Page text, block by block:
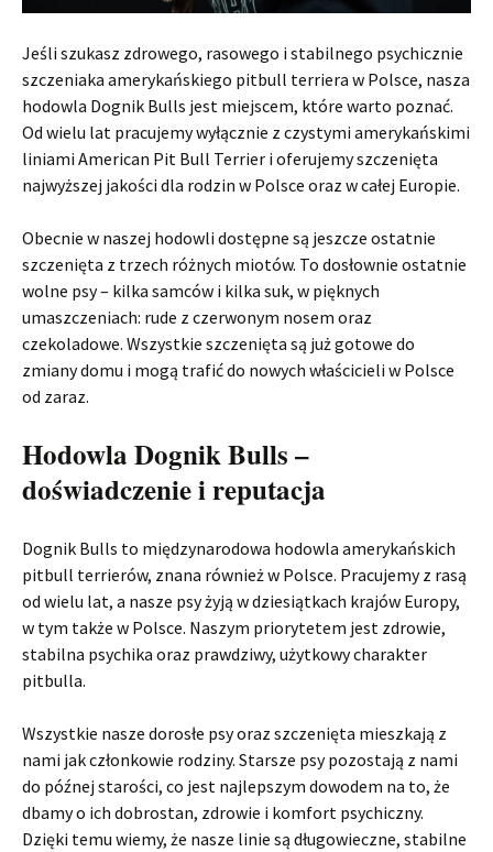
Jeśli szukasz zdrowego, rasowego i stabilnego psychicznie
szczeniaka amerykańskiego pitbull terriera w Polsce, nasza
hodowla Dognik Bulls jest miejscem, które warto poznać.
Od wielu lat pracujemy wyłącznie z czystymi amerykańskimi
liniami American Pit Bull Terrier i oferujemy szczenięta
najwyższej jakości dla rodzin w Polsce oraz w całej Europie.
Obecnie w naszej hodowli dostępne są jeszcze ostatnie
szczenięta z trzech różnych miotów. To dosłownie ostatnie
wolne psy – kilka samców i kilka suk, w pięknych
umaszczeniach: rude z czerwonym nosem oraz
czekoladowe. Wszystkie szczenięta są już gotowe do
zmiany domu i mogą trafić do nowych właścicieli w Polsce
od zaraz.
Hodowla Dognik Bulls –
doświadczenie i reputacja
Dognik Bulls to międzynarodowa hodowla amerykańskich
pitbull terrierów, znana również w Polsce. Pracujemy z rasą
od wielu lat, a nasze psy żyją w dziesiątkach krajów Europy,
w tym także w Polsce. Naszym priorytetem jest zdrowie,
stabilna psychika oraz prawdziwy, użytkowy charakter
pitbulla.
Wszystkie nasze dorosłe psy oraz szczenięta mieszkają z
nami jak członkowie rodziny. Starsze psy pozostają z nami
do późnej starości, co jest najlepszym dowodem na to, że
dbamy o ich dobrostan, zdrowie i komfort psychiczny.
Dzięki temu wiemy, że nasze linie są długowieczne, stabilne